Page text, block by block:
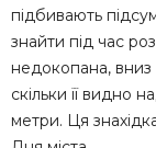
підбивають
знайти під час
недокопана, вниз
скільки її видно
метри. Ця